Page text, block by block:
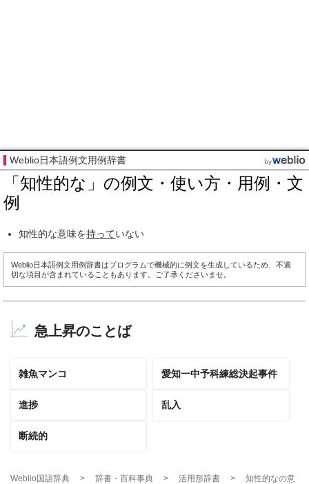
Weblio日本語例文用例辞書
「知性的な」の例文・使い方・用例・文
例
知性的な意味を持っていない
Weblio日本語例文用例辞書はプログラムで機械的に例文を生成しているため、不適
切な項目が含まれていることもあります。ご了承くださいませ。
急上昇のことば
雑魚マンコ 愛知一中予科練総決起事件
進捗 乱入
断続的
Weblio国語辞典 > 辞書・百科事典 > 活用形辞書 > 知性的なの意